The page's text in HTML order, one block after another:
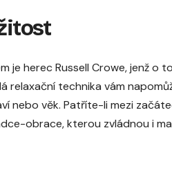
je herec Russell Crowe, jenž o
relaxační technika vám
nebo věk. Patříte-li mezi
obrace, kterou zvládnou i